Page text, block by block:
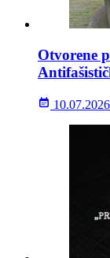
Otvorene
10.07.2026